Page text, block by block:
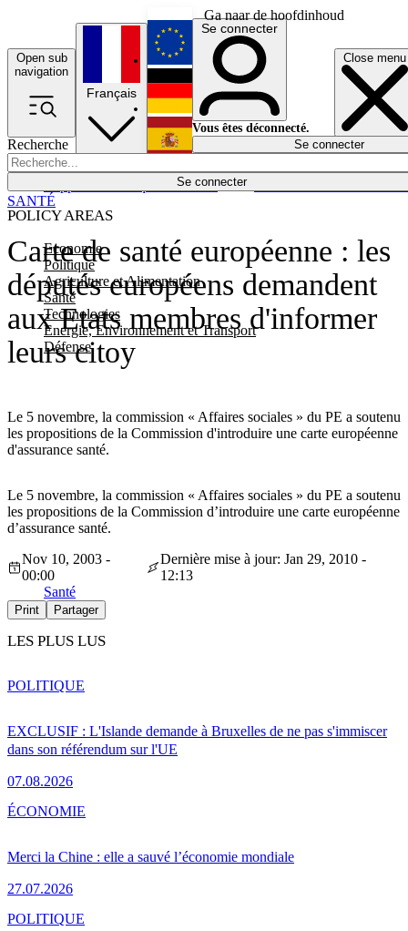
Ga naar de hoofdinhoud
Open sub
navigation
Close menu
Recherche
Se connecter
POLICY AREAS
Economie
Politique
Agriculture et Alimentation
Santé
Technologies
Energie, Environnement et Transport
Défense
Économie
Français
English
Deutsch
Español
Se connecter
Vous êtes déconnecté.
Se connecter
Carte de santé européenne : les
députés européens demandent
aux Etats membres d'informer
leurs citoy
Le 5 novembre, la commission « Affaires sociales » du PE a soutenu
les propositions de la Commission d'introduire une carte européenne
d'assurance santé.
SANTÉ
Le 5 novembre, la commission « Affaires sociales » du PE a soutenu
les propositions de la Commission d’introduire une carte européenne
d’assurance santé.
Nov 10, 2003 -
00:00
Dernière mise à jour: Jan 29, 2010 -
12:13
Santé
Print Partager
LES PLUS LUS
EXCLUSIF : L'Islande demande à Bruxelles de ne pas s'immiscer
dans son référendum sur l'UE
07.08.2026
POLITIQUE
Merci la Chine : elle a sauvé l’économie mondiale
27.07.2026
ÉCONOMIE
POLITIQUE